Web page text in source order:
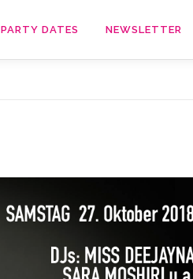
PARTY DATES NEWSLETTER